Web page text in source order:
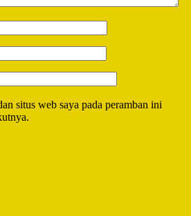
situs web saya pada peramban ini